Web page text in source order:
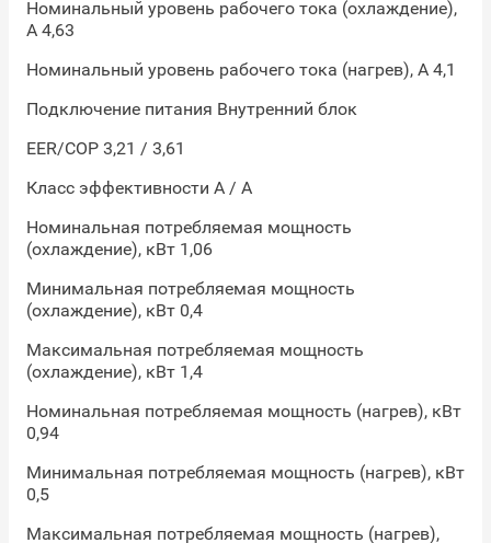
Номинальный уровень рабочего тока (охлаждение),
А 4,63
Номинальный уровень рабочего тока (нагрев), А 4,1
Подключение питания Внутренний блок
EER/COP 3,21 / 3,61
Класс эффективности A / A
Номинальная потребляемая мощность
(охлаждение), кВт 1,06
Минимальная потребляемая мощность
(охлаждение), кВт 0,4
Максимальная потребляемая мощность
(охлаждение), кВт 1,4
Номинальная потребляемая мощность (нагрев), кВт
0,94
Минимальная потребляемая мощность (нагрев), кВт
0,5
Максимальная потребляемая мощность (нагрев),